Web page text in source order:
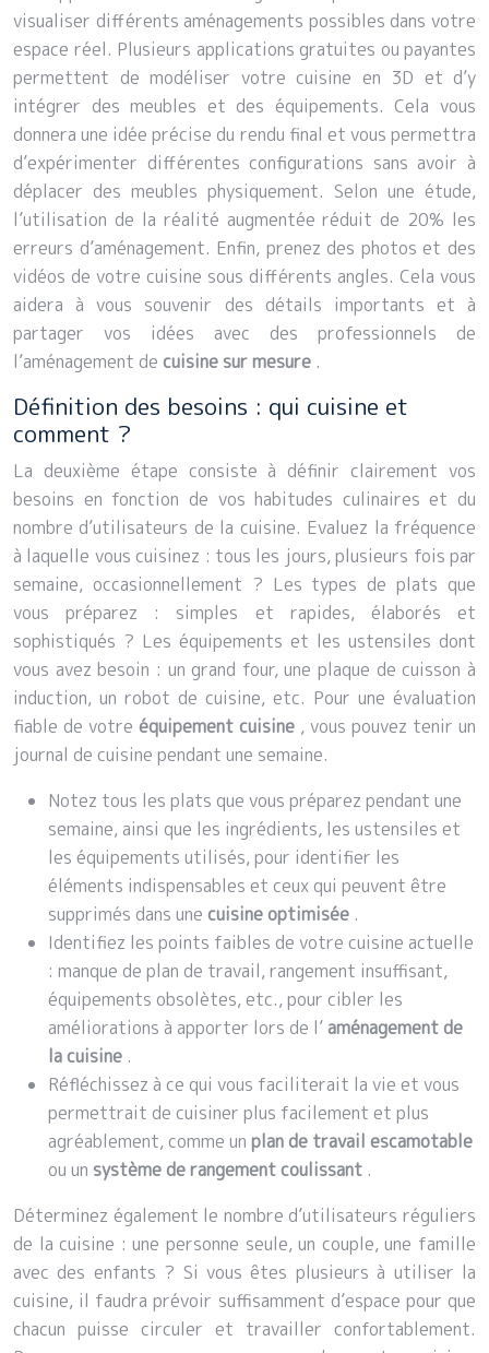
visualiser différents aménagements possibles dans votre
espace réel. Plusieurs applications gratuites ou payantes
permettent de modéliser votre cuisine en 3D et d’y
intégrer des meubles et des équipements. Cela vous
donnera une idée précise du rendu final et vous permettra
d’expérimenter différentes configurations sans avoir à
déplacer des meubles physiquement. Selon une étude,
l’utilisation de la réalité augmentée réduit de 20% les
erreurs d’aménagement. Enfin, prenez des photos et des
vidéos de votre cuisine sous différents angles. Cela vous
aidera à vous souvenir des détails importants et à
partager vos idées avec des professionnels de
l’aménagement de cuisine sur mesure .
Définition des besoins : qui cuisine et
comment ?
La deuxième étape consiste à définir clairement vos
besoins en fonction de vos habitudes culinaires et du
nombre d’utilisateurs de la cuisine. Evaluez la fréquence
à laquelle vous cuisinez : tous les jours, plusieurs fois par
semaine, occasionnellement ? Les types de plats que
vous préparez : simples et rapides, élaborés et
sophistiqués ? Les équipements et les ustensiles dont
vous avez besoin : un grand four, une plaque de cuisson à
induction, un robot de cuisine, etc. Pour une évaluation
fiable de votre équipement cuisine , vous pouvez tenir un
journal de cuisine pendant une semaine.
Notez tous les plats que vous préparez pendant une
semaine, ainsi que les ingrédients, les ustensiles et
les équipements utilisés, pour identifier les
éléments indispensables et ceux qui peuvent être
supprimés dans une cuisine optimisée .
Identifiez les points faibles de votre cuisine actuelle
: manque de plan de travail, rangement insuffisant,
équipements obsolètes, etc., pour cibler les
améliorations à apporter lors de l’ aménagement de
la cuisine .
Réfléchissez à ce qui vous faciliterait la vie et vous
permettrait de cuisiner plus facilement et plus
agréablement, comme un plan de travail escamotable
ou un système de rangement coulissant .
Déterminez également le nombre d’utilisateurs réguliers
de la cuisine : une personne seule, un couple, une famille
avec des enfants ? Si vous êtes plusieurs à utiliser la
cuisine, il faudra prévoir suffisamment d’espace pour que
chacun puisse circuler et travailler confortablement.